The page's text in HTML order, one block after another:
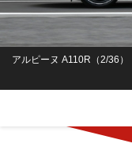
アルピーヌ A110R（2/36）